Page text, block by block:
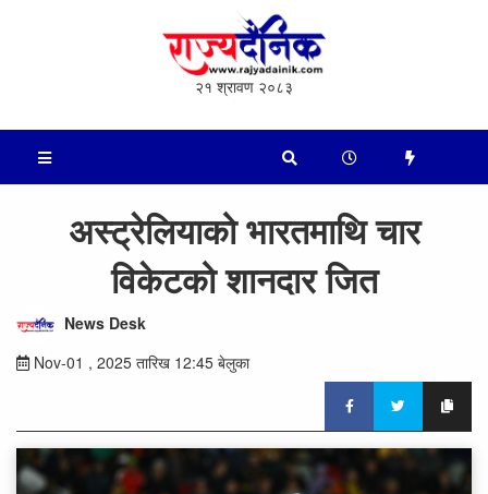
२१ श्रावण २०८३
अस्ट्रेलियाको भारतमाथि चार
विकेटको शानदार जित
News Desk
Nov-01 , 2025 तारिख 12:45 बेलुका